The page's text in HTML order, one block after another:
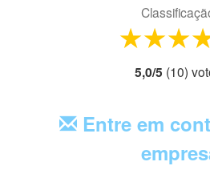
2
1
5,0/5 (10)
Entre em